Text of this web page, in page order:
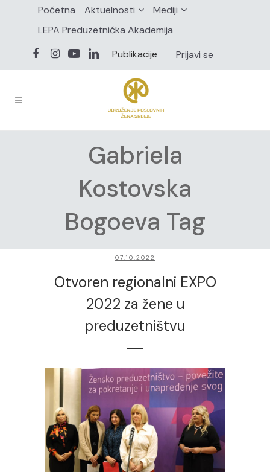
Početna Aktuelnosti
Mediji
LEPA Preduzetnička Akademija
Publikacije
Prijavi se
Gabriela
Kostovska
Bogoeva Tag
07.10.2022
Otvoren regionalni EXPO
2022 za žene u
preduzetništvu